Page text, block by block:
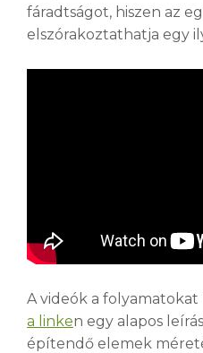
fáradtságot, hiszen az
elszórakoztathatja egy
A videók a
a linken egy alapos
építendő elemek